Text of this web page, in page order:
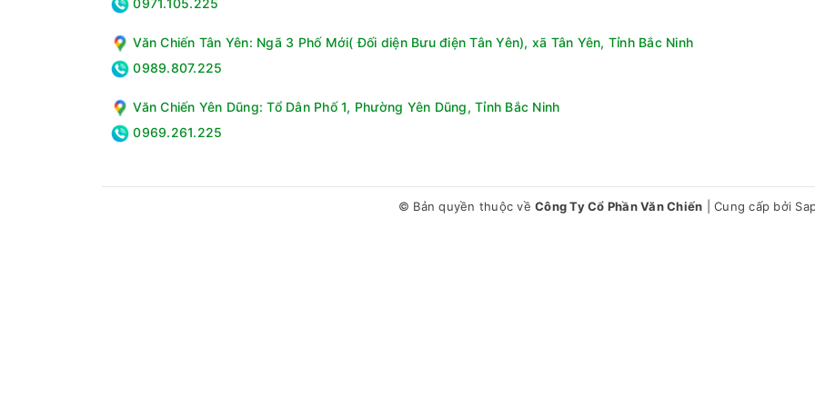
Văn Chiến Tân Yên: Ngã 3 Phố Mới( Đối diện Bưu điện Tân Yên), xã Tân Yên, Tỉnh Bắc Ninh
0989.807.225
Văn Chiến Yên Dũng: Tổ Dân Phố 1, Phường Yên Dũng, Tỉnh Bắc Ninh
0969.261.225
© Bản quyền thuộc về Công Ty Cổ Phần Văn Chiến Cung cấp bởi